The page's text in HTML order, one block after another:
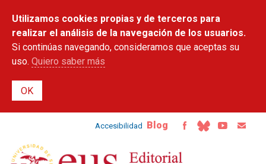
contenido
principal
Utilizamos cookies propias y de terceros para
realizar el análisis de la navegación de los usuarios.
Si continúas navegando, consideramos que aceptas su
uso. Quiero saber más
Accesibilidad Blog